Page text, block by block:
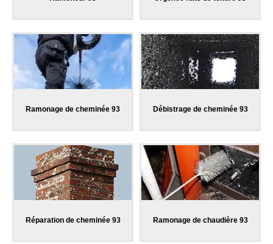
Ramonage de cheminée 93 Débistrage de cheminée 93
Réparation de cheminée 93 Ramonage de chaudière 93